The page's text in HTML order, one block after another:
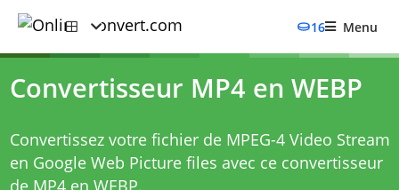
16 Menu
Convertisseur MP4 en WEBP
Convertissez votre fichier de MPEG-4 Video Stream
en Google Web Picture files avec ce convertisseur
de MP4 en WEBP.